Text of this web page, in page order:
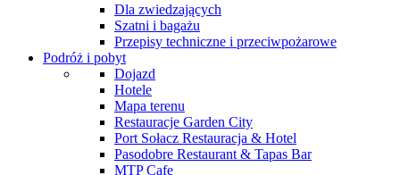
Dla zwiedzających
Szatni i bagażu
Przepisy techniczne i przeciwpożarowe
Podróż i pobyt
Dojazd
Hotele
Mapa terenu
Restauracje Garden City
Port Sołacz Restauracja & Hotel
Pasodobre Restaurant & Tapas Bar
MTP Cafe